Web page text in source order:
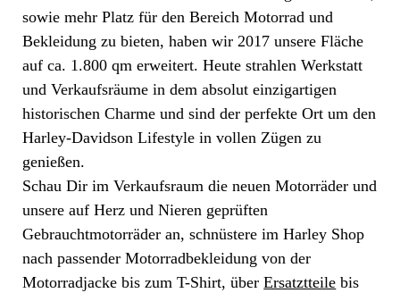
sowie mehr Platz für den Bereich Motorrad und
Bekleidung zu bieten, haben wir 2017 unsere Fläche
auf ca. 1.800 qm erweitert. Heute strahlen Werkstatt
und Verkaufsräume in dem absolut einzigartigen
historischen Charme und sind der perfekte Ort um den
Harley-Davidson Lifestyle in vollen Zügen zu
genießen.
Schau Dir im Verkaufsraum die neuen Motorräder und
unsere auf Herz und Nieren geprüften
Gebrauchtmotorräder an, schnüstere im Harley Shop
nach passender Motorradbekleidung von der
Motorradjacke bis zum T-Shirt, überErsatztteile bis